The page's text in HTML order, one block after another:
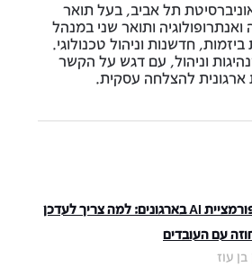
אוניברסיטת תל אביב, בעל תואר
ואנתרופולוגיה ותואר שני במנהל
חדשנות וניהול טכנולוגי.
וניהול, עם דגש על הקשר
ארגונית להצלחה עסקית.
טרנספורמציית AI בארגונים: למה צריך לעדכן
עם העובדים